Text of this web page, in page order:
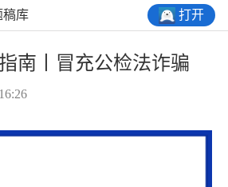
库 打开
南丨冒充公检法诈骗